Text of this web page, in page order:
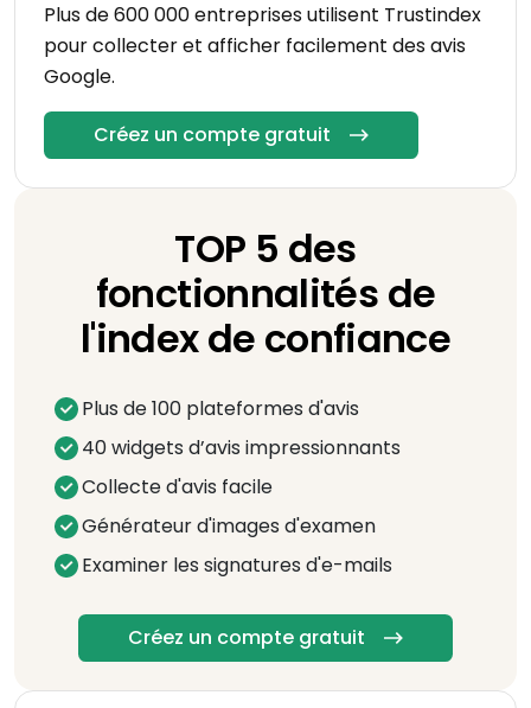
Plus de 600 000 entreprises utilisent Trustindex
pour collecter et afficher facilement des avis
Google.
Créez un compte gratuit
TOP 5 des
fonctionnalités de
l'index de confiance
Plus de 100 plateformes d'avis
40 widgets d’avis impressionnants
Collecte d'avis facile
Générateur d'images d'examen
Examiner les signatures d'e-mails
Créez un compte gratuit